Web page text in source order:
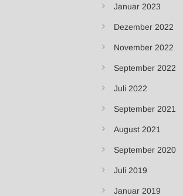
Januar 2023
Dezember 2022
November 2022
September 2022
Juli 2022
September 2021
August 2021
September 2020
Juli 2019
Januar 2019